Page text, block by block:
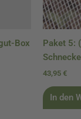
Box
Paket 5:
43,95 €
In den